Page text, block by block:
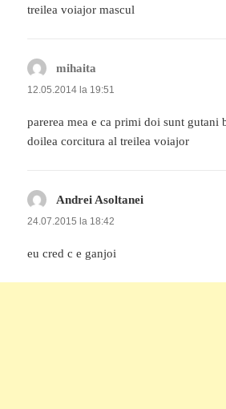
treilea voiajor mascul
mihaita
12.05.2014 la 19:51
parerea mea e ca primi doi sunt gutani
doilea corcitura al treilea voiajor
Andrei Asoltanei
24.07.2015 la 18:42
eu cred c e ganjoi